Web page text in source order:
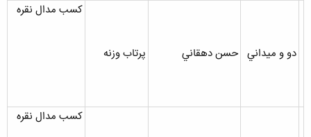
دو و ميداني حسن دهقاني پرتاب وزنه
کسب مدال نقره
کسب مدال نقره